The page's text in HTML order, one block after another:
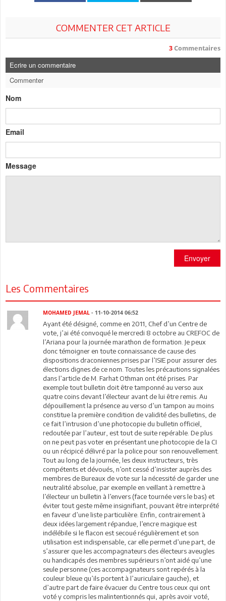
COMMENTER CET ARTICLE
3 Commentaires
Ecrire un commentaire
Commenter
Nom
Email
Message
Envoyer
Les Commentaires
MOHAMED JEMAL - 11-10-2014 06:52
Ayant été désigné, comme en 2011, Chef d’un Centre de
vote, j’ai été convoqué le mercredi 8 octobre au CREFOC de
l’Ariana pour la journée marathon de formation. Je peux
donc témoigner en toute connaissance de cause des
dispositions draconiennes prises par l’ISIE pour assurer des
élections dignes de ce nom. Toutes les précautions signalées
dans l’article de M. Farhat Othman ont été prises. Par
exemple tout bulletin doit être tamponné au verso aux
quatre coins devant l’électeur avant de lui être remis. Au
dépouillement la présence au verso d’un tampon au moins
constitue la première condition de validité des bulletins, de
ce fait l’intrusion d’une photocopie du bulletin officiel,
redoutée par l’auteur, est tout de suite repérable. De plus
on ne peut pas voter en présentant une photocopie de la CI
ou un récipicé délivré par la police pour son renouvellement.
Tout au long de la journée, les deux instructeurs, très
compétents et dévoués, n’ont cessé d’insister auprès des
membres de Bureaux de vote sur la nécessité de garder une
neutralité absolue, par exemple en veillant à remettre à
l’électeur un bulletin à l’envers (face tournée vers le bas) et
éviter tout geste même insignifiant, pouvant être interprété
en faveur d’une liste particulière. Enfin, contrairement à
deux idées largement répandue, l’encre magique est
indélébile si le flacon est secoué régulièrement et son
utilisation est indispensable, car elle permet d’une part, de
s’assurer que les accompagnateurs des électeurs aveugles
ou handicapés des membres supérieurs n’ont aidé qu’une
seule personne (ces accompagnateurs sont repérés à la
couleur bleue qu’ils portent à l’auriculaire gauche), et
d’autre part de faire évacuer du Centre tous ceux qui ont
voté y compris les malintentionnés qui, après avoir voté,